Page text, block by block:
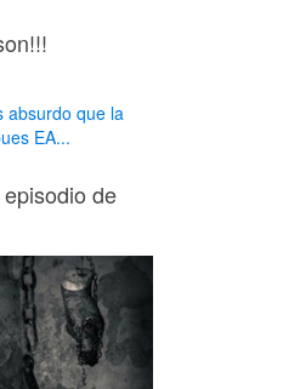
absurdo que la
EA...
de